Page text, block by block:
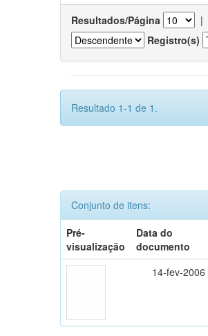
Resultados/Página |
Registro(s)
Resultado 1-1 de 1.
Conjunto de itens:
Pré-
visualização
Data do
documento
14-fev-2006